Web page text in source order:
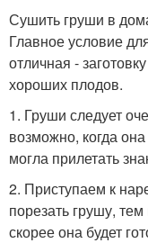
Сушить груши в
Главное условие
отличная -
хороших плодов.
1. Груши следует
возможно, когда
могла прилетать
2. Приступаем к
порезать грушу,
скорее она будет